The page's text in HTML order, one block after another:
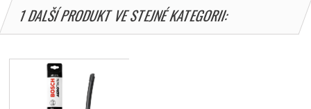
1 DALŠÍ PRODUKT VE STEJNÉ KATEGORII: